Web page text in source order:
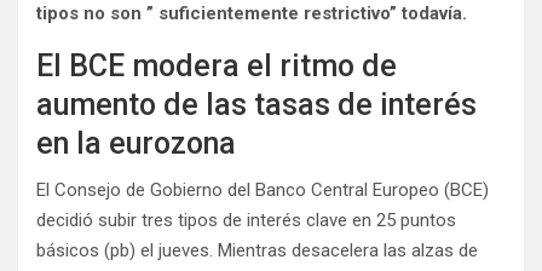
tipos no son ” suficientemente restrictivo” todavía.
El BCE modera el ritmo de
aumento de las tasas de interés
en la eurozona
El Consejo de Gobierno del Banco Central Europeo (BCE)
decidió subir tres tipos de interés clave en 25 puntos
básicos (pb) el jueves. Mientras desacelera las alzas de